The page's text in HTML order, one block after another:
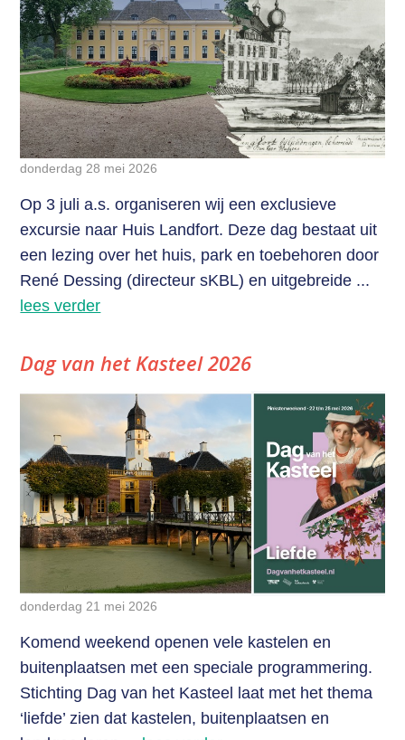
donderdag 28 mei 2026
Op 3 juli a.s. organiseren wij een exclusieve
excursie naar Huis Landfort. Deze dag bestaat uit
een lezing over het huis, park en toebehoren door
René Dessing (directeur sKBL) en uitgebreide ...
lees verder
Dag van het Kasteel 2026
donderdag 21 mei 2026
Komend weekend openen vele kastelen en
buitenplaatsen met een speciale programmering.
Stichting Dag van het Kasteel laat met het thema
‘liefde’ zien dat kastelen, buitenplaatsen en